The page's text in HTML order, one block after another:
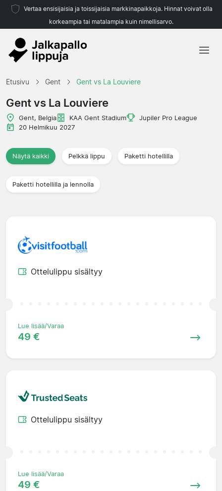
Vertaa ensisijaisia ja toissijaisia markkinapaikkoja. Hinnat voivat olla
korkeampia tai matalampia kuin nimellisarvo.
Etusivu Gent Gent vs La Louviere
Gent vs La Louviere
Gent, Belgia KAA Gent Stadium
Jupiler Pro League
20 Helmikuu 2027
Näytä kaikki Pelkkä lippu Paketti hotellilla
Paketti hotellilla ja lennolla
Ottelulippu sisältyy
Lue lisää/Varaa
49 €
Ottelulippu sisältyy
Lue lisää/Varaa
49 €